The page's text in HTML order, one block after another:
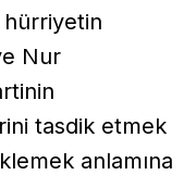
hürriyetin
Nur
tasdik etmek
anlamına